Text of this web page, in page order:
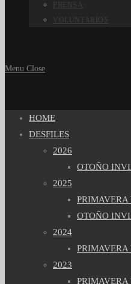
PRENSA
VOLUNTARIOS
Menu Close
HOME
DESFILES
2026
OTOÑO
2025
PRIMAVERA
OTOÑO
2024
2023
PRIMAVERA